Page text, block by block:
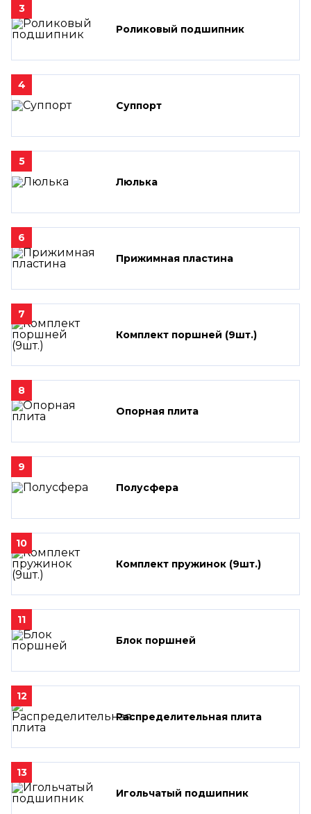
3
Роликовый подшипник
4
Суппорт
5
Люлька
6
Прижимная пластина
7
Комплект поршней (9шт.)
8
Опорная плита
9
Полусфера
10
Комплект пружинок (9шт.)
11
Блок поршней
12
Распределительная плита
13
Игольчатый подшипник